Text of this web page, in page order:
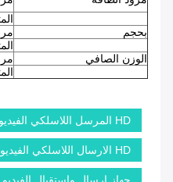
بحجم
الوزن الصافي
HD المرسل اللاسلكي الفيديو
HD الارسال اللاسلكي الفيديو